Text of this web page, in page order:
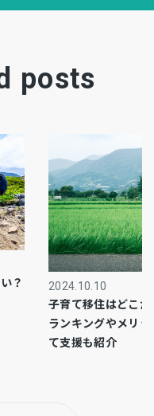
林店／徒歩約9分（約
posts
？
2024.10.10
子育て移住はどこ
ランキングやメリ
て支援も紹介